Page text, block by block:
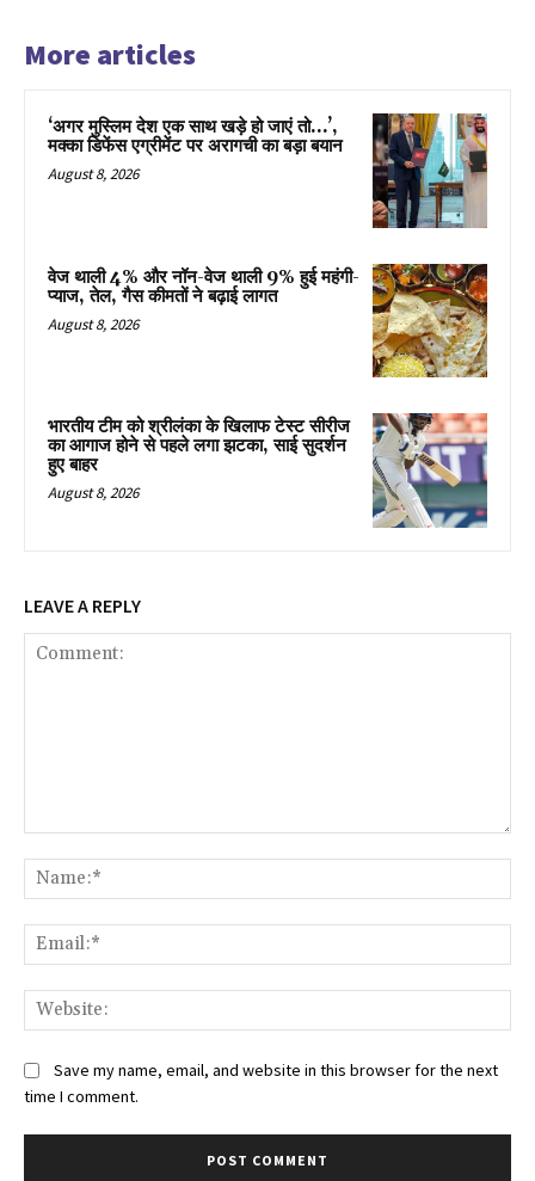
More articles
‘अगर मुस्लिम देश एक साथ खड़े हो जाएं तो…’,
मक्का डिफेंस एग्रीमेंट पर अरागची का बड़ा बयान
August 8, 2026
वेज थाली 4% और नॉन-वेज थाली 9% हुई महंगी-
प्याज, तेल, गैस कीमतों ने बढ़ाई लागत
August 8, 2026
भारतीय टीम को श्रीलंका के खिलाफ टेस्ट सीरीज
का आगाज होने से पहले लगा झटका, साई सुदर्शन
हुए बाहर
August 8, 2026
LEAVE A REPLY
Save my name, email, and website in this browser for the next
time I comment.